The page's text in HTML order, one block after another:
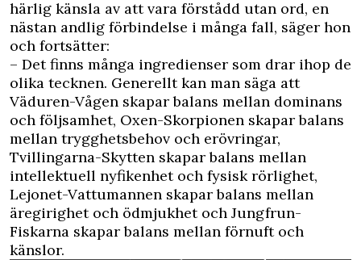
härlig känsla av att vara förstådd utan ord, en
nästan andlig förbindelse i många fall, säger hon
och fortsätter:
– Det finns många ingredienser som drar ihop de
olika tecknen. Generellt kan man säga att
Väduren-Vågen skapar balans mellan dominans
och följsamhet, Oxen-Skorpionen skapar balans
mellan trygghetsbehov och erövringar,
Tvillingarna-Skytten skapar balans mellan
intellektuell nyfikenhet och fysisk rörlighet,
Lejonet-Vattumannen skapar balans mellan
äregirighet och ödmjukhet och Jungfrun-
Fiskarna skapar balans mellan förnuft och
känslor.